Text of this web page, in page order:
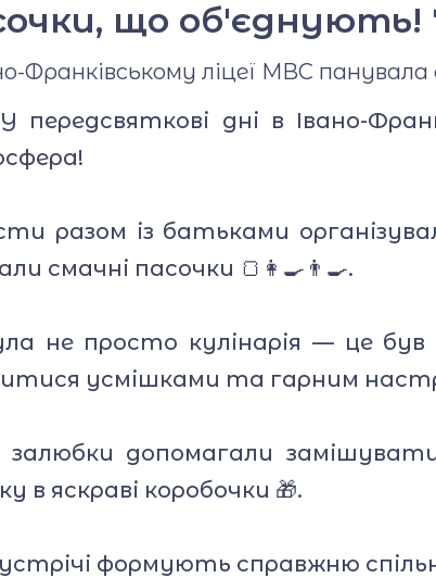
що об'єднують!
Франківському ліцеї МВС
передсвяткові дні в Івано-
разом із батьками
смачні пасочки 🍞👩‍🍳👨‍🍳.
не просто кулінарія — це був
усмішками та гарним
залюбки допомагали
в яскраві коробочки 🎁.
формують справжню